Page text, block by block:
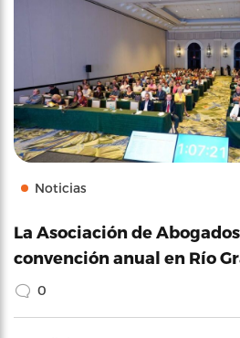
Noticias
La Asociación de
convención anual en Río
0